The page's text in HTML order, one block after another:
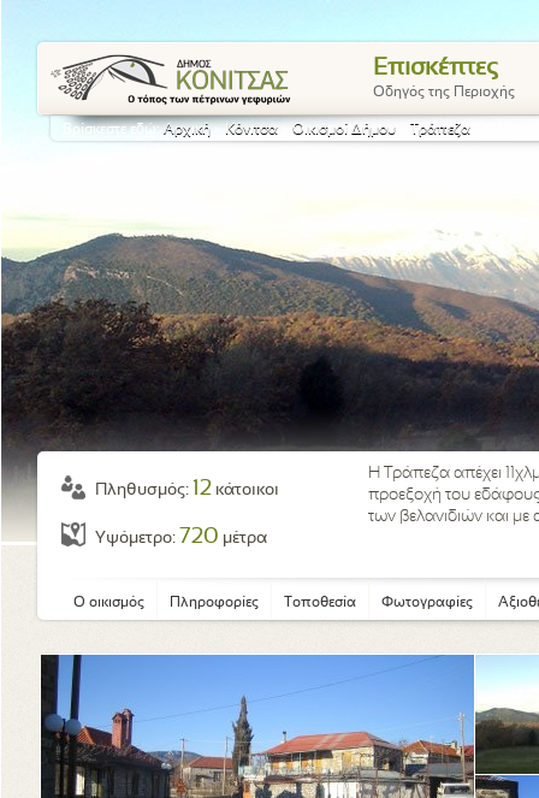
Επισκέπτες
Οδηγός της Περιοχής
Βρίσκεστε εδώ:Αρχική » Κόνιτσα Οικισμοί Δήμου Τράπεζα
Πληθυσμός: 12 κάτοικοι
Υψόμετρο: 720 μέτρα
Η Τράπεζα απέχει
προεξοχή του
των βελανιδιών και
Ο οικισμός Πληροφορίες Τοποθεσία Φωτογραφίες